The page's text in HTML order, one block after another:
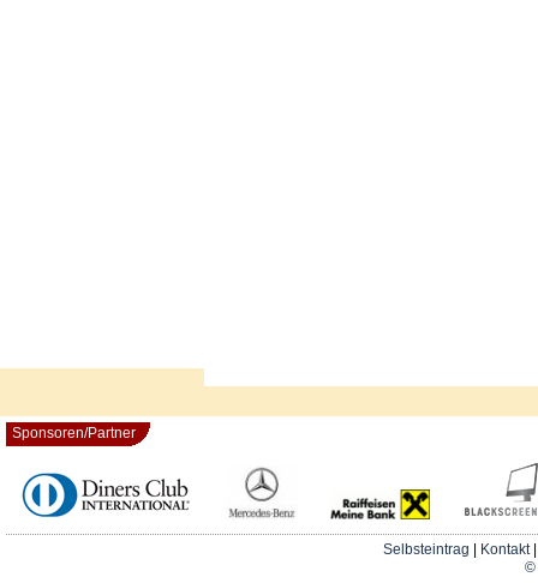
Sponsoren/Partner
Selbsteintrag Kontakt
©